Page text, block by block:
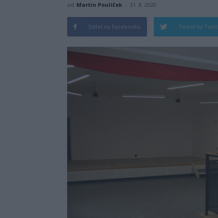
od Martin Poulíček - 31. 8. 2020
Sdílet na Facebooku Tweet na